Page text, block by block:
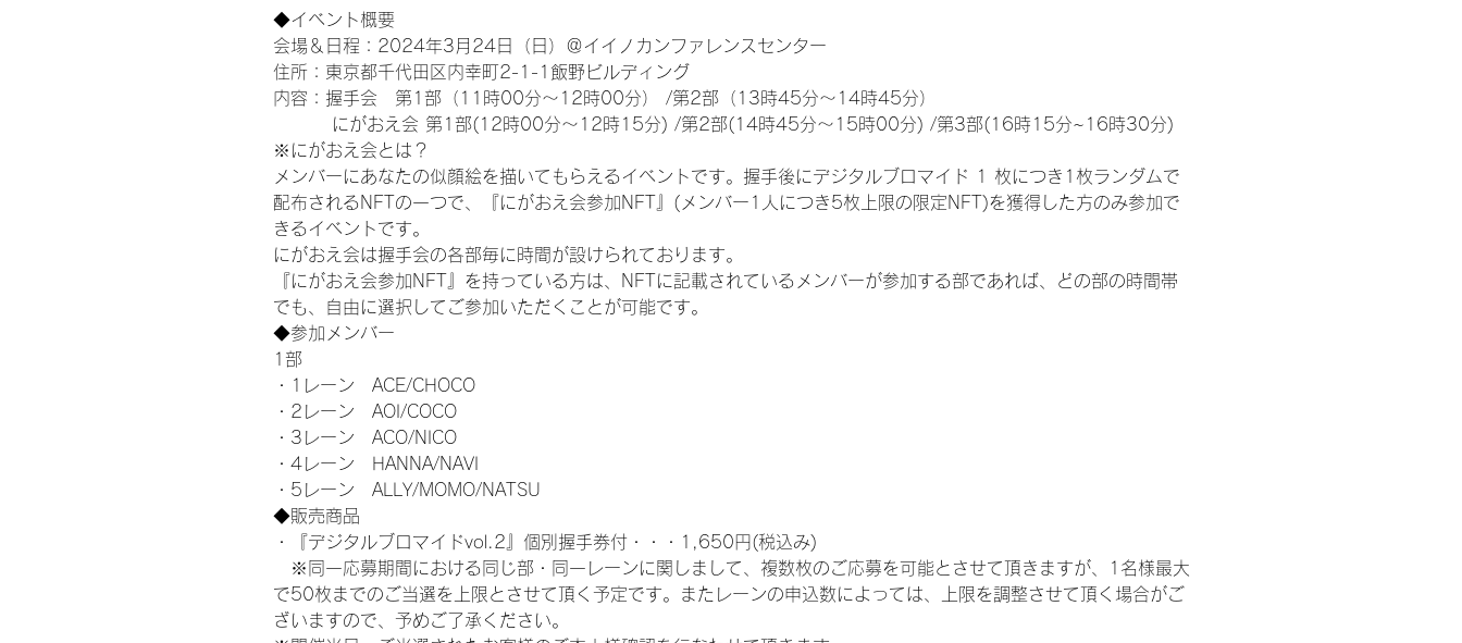
◆イベント概要
会場＆日程：2024年3月24日（日）＠イイノカンファレンスセンター
住所：東京都千代田区内幸町2-1-1飯野ビルディング
内容：握手会　第1部（11時00分～12時00分） /第2部（13時45分～14時45分）
にがおえ会 第1部(12時00分～12時15分) /第2部(14時45分～15時00分) /第3部(16時15分~16時30分)
※にがおえ会とは？
メンバーにあなたの似顔絵を描いてもらえるイベントです。握手後にデジタルブロマイド 1 枚につき1枚ランダムで
配布されるNFTの一つで、『にがおえ会参加NFT』(メンバー1人につき5枚上限の限定NFT)を獲得した方のみ参加で
きるイベントです。
にがおえ会は握手会の各部毎に時間が設けられております。
『にがおえ会参加NFT』を持っている方は、NFTに記載されているメンバーが参加する部であれば、どの部の時間帯
でも、自由に選択してご参加いただくことが可能です。
◆参加メンバー
1部
・1レーン　ACE/CHOCO
・2レーン　AOI/COCO
・3レーン　ACO/NICO
・4レーン　HANNA/NAVI
・5レーン　ALLY/MOMO/NATSU
◆販売商品
・『デジタルブロマイドvol.2』個別握手券付・・・1,650円(税込み)
※同一応募期間における同じ部・同一レーンに関しまして、複数枚のご応募を可能とさせて頂きますが、1名様最大
で50枚までのご当選を上限とさせて頂く予定です。またレーンの申込数によっては、上限を調整させて頂く場合がご
ざいますので、予めご了承ください。